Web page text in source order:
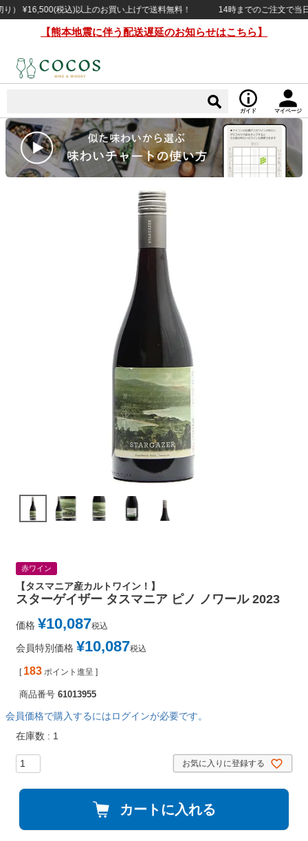
¥16,500(税込)以上のお買い上げで送料無料！ 14時までのご注文で当日
【熊本地震に伴う配送遅延のお知らせはこちら】
ガイド マイページ
赤ワイン
【タスマニア産カルトワイン！】
スターゲイザー タスマニア ピノ ノワール 2023
価格 ¥10,087税込
会員特別価格 ¥10,087税込
[ 183 ポイント進呈 ]
商品番号 61013955
会員価格で購入するにはログインが必要です。
在庫数
1
お気に入りに登録する
カートに入れる